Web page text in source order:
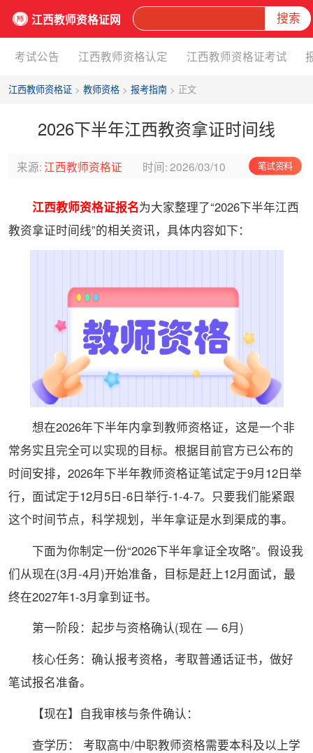
江西教师资格证网 搜索
考试公告 江西教师资格认定 江西教师资格证考试
江西教师资格证> 教师资格> 报考指南> 正文
2026下半年江西教资拿证时间线
来源: 江西教师资格证 时间:2026/03/10 笔试资料
江西教师资格证报名为大家整理了“2026下半年江西
教资拿证时间线”的相关资讯，具体内容如下：
想在2026年下半年内拿到教师资格证，这是一个非
常务实且完全可以实现的目标。根据目前官方已公布的
时间安排，2026年下半年教师资格证笔试定于9月12日举
行，面试定于12月5日-6日举行-1-4-7。只要我们能紧跟
这个时间节点，科学规划，半年拿证是水到渠成的事。
下面为你制定一份“2026下半年拿证全攻略”。假设我
们从现在(3月-4月)开始准备，目标是赶上12月面试，最
终在2027年1-3月拿到证书。
第一阶段：起步与资格确认(现在 — 6月)
核心任务：确认报考资格，考取普通话证书，做好
笔试报名准备。
【现在】自我审核与条件确认：
查学历： 考取高中/中职教师资格需要本科及以上学